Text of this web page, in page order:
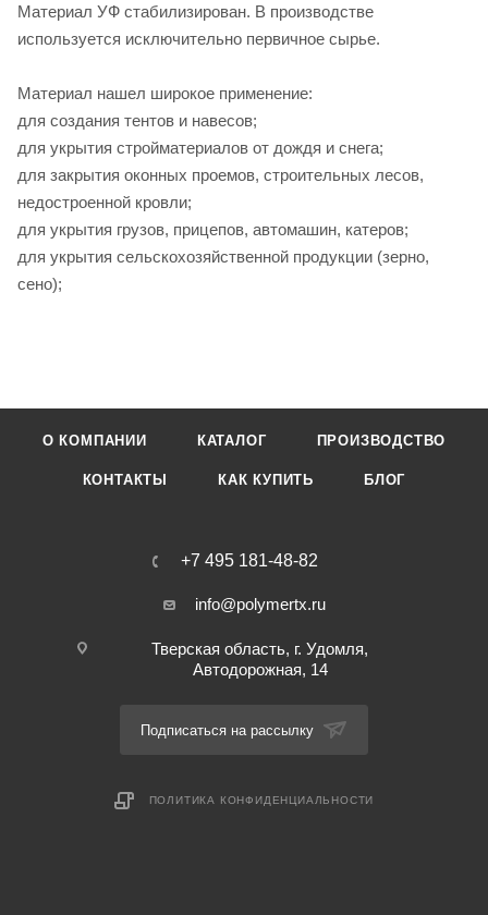
Материал УФ стабилизирован. В производстве
используется исключительно первичное сырье.
Материал нашел широкое применение:
для создания тентов и навесов;
для укрытия стройматериалов от дождя и снега;
для закрытия оконных проемов, строительных лесов,
недостроенной кровли;
для укрытия грузов, прицепов, автомашин, катеров;
для укрытия сельскохозяйственной продукции (зерно,
сено);
О КОМПАНИИ КАТАЛОГ ПРОИЗВОДСТВО
КОНТАКТЫ КАК КУПИТЬ БЛОГ
+7 495 181-48-82
info@polymertx.ru
Тверская область, г. Удомля,
Автодорожная, 14
Подписаться на рассылку
ПОЛИТИКА КОНФИДЕНЦИАЛЬНОСТИ